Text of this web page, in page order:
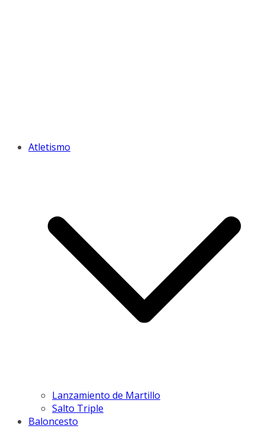
Atletismo
Lanzamiento de Martillo
Salto Triple
Baloncesto